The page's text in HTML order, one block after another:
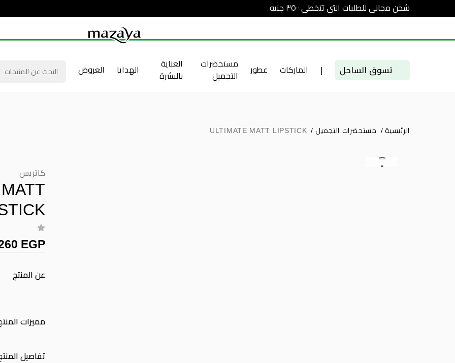
شحن مجاني للطلبات التي تتخطى ٣٥٠٠ جنيه
تسوق الساحل | الماركات عطور
مستحضرات
التجميل
العناية
بالبشرة
الهدايا العروض
الرئيسية / مستحضرات التجميل /
ULTIMATE MATT LIPSTICK
كاتريس
EGP
عن المنتج
مميزات
تفاصيل